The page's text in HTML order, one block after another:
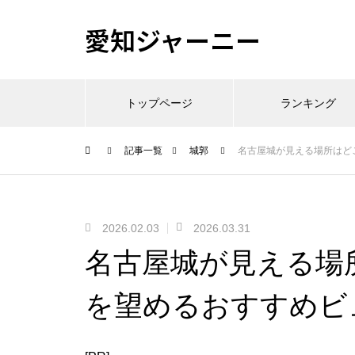
愛知ジャーニー
トップページ ランキング
記事一覧 城郭 名古屋城が見える場所は
2026.02.03 2026.03.31
名古屋城が見える
を望めるおすすめビ